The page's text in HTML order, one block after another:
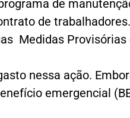
de
de trabalhadores.
Medidas
nessa ação.
emergencial